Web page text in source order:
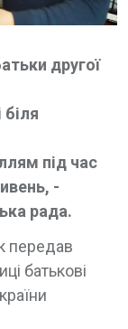
другої
під час
-
рада.
передав
батькові